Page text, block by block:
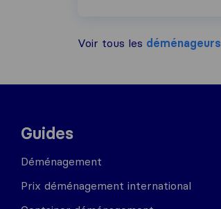
Voir tous les déménageurs
Guides
Déménagement
Prix déménagement international